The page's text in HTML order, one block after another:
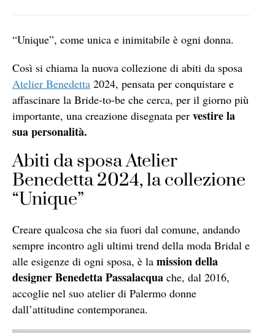
“Unique”, come unica e inimitabile è ogni donna.
Così si chiama la nuova collezione di abiti da sposa
Atelier Benedetta 2024, pensata per conquistare e
affascinare la Bride-to-be che cerca, per il giorno più
importante, una creazione disegnata per vestire la
sua personalità.
Abiti da sposa Atelier
Benedetta 2024, la collezione
“Unique”
Creare qualcosa che sia fuori dal comune, andando
sempre incontro agli ultimi trend della moda Bridal e
alle esigenze di ogni sposa, è la mission della
designer Benedetta Passalacqua che, dal 2016,
accoglie nel suo atelier di Palermo donne
dall’attitudine contemporanea.